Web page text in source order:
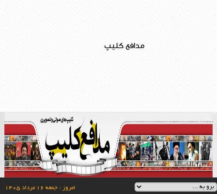
مدافع کلیپ
امروز : جمعه ۱۶ مرداد ۱۴۰۵